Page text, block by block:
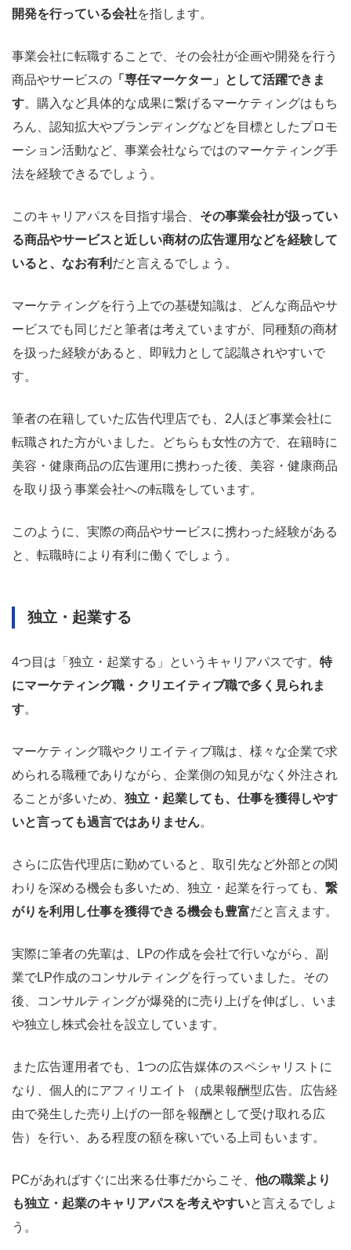
開発を行っている会社を指します。
事業会社に転職することで、その会社が企画や開発を行う
商品やサービスの 「専任マーケター」として活躍できま
す。購入など具体的な成果に繋げるマーケティングはもち
ろん、認知拡大やブランディングなどを目標としたプロモ
ーション活動など、事業会社ならではのマーケティング手
法を経験できるでしょう。
このキャリアパスを目指す場合、 その事業会社が扱ってい
る商品やサービスと近しい商材の広告運用などを経験して
いると、なお有利 だと言えるでしょう。
マーケティングを行う上での基礎知識は、どんな商品やサ
ービスでも同じだと筆者は考えていますが、同種類の商材
を扱った経験があると、即戦力として認識されやすいで
す。
筆者の在籍していた広告代理店でも、2人ほど事業会社に
転職された方がいました。どちらも女性の方で、在籍時に
美容・健康商品の広告運用に携わった後、美容・健康商品
を取り扱う事業会社への転職をしています。
このように、実際の商品やサービスに携わった経験がある
と、転職時により有利に働くでしょう。
独立・起業する
4つ目は「独立・起業する」というキャリアパスです。 特
にマーケティング職・クリエイティブ職で多く見られま
す。
マーケティング職やクリエイティブ職は、様々な企業で求
められる職種でありながら、企業側の知見がなく外注され
ることが多いため、 独立・起業しても、仕事を獲得しやす
いと言っても過言ではありません。
さらに広告代理店に勤めていると、取引先など外部との関
わりを深める機会も多いため、独立・起業を行っても、 繋
がりを利用し仕事を獲得できる機会も豊富だと言えます。
実際に筆者の先輩は、LPの作成を会社で行いながら、副
業でLP作成のコンサルティングを行っていました。その
後、コンサルティングが爆発的に売り上げを伸ばし、いま
や独立し株式会社を設立しています。
また広告運用者でも、1つの広告媒体のスペシャリストに
なり、個人的にアフィリエイト（成果報酬型広告。広告経
由で発生した売り上げの一部を報酬として受け取れる広
告）を行い、ある程度の額を稼いでいる上司もいます。
PCがあればすぐに出来る仕事だからこそ、 他の職業より
も独立・起業のキャリアパスを考えやすいと言えるでしょ
う。